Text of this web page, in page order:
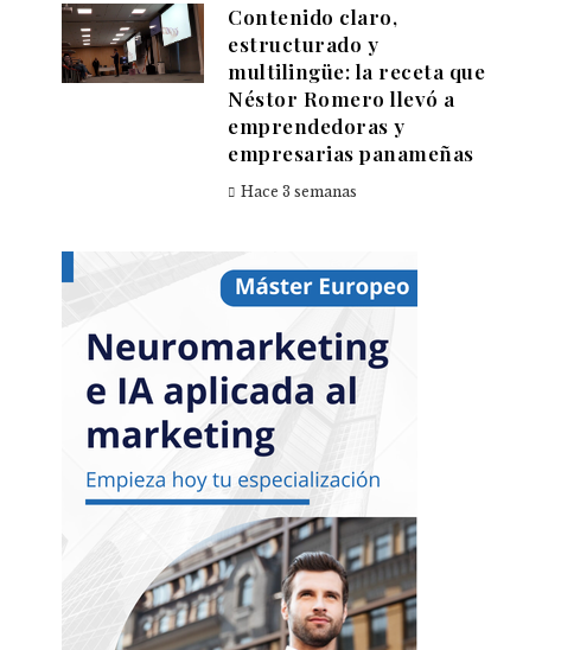
Contenido claro,
estructurado y
multilingüe: la receta que
Néstor Romero llevó a
emprendedoras y
empresarias panameñas
Hace 3 semanas